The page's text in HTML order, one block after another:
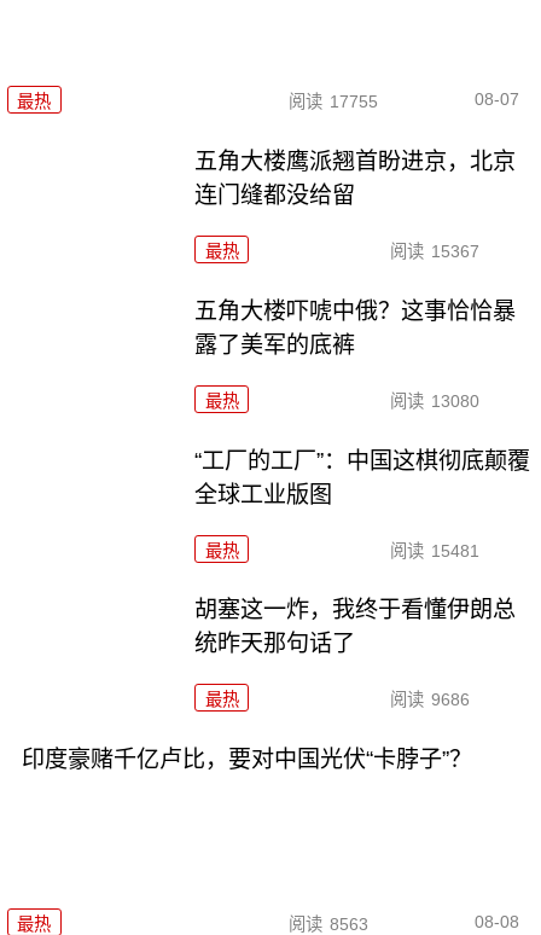
最热 阅读 17755 08-07
五角大楼鹰派翘首盼进京，北京
连门缝都没给留
最热 阅读 15367
五角大楼吓唬中俄？这事恰恰暴
露了美军的底裤
最热 阅读 13080
“工厂的工厂”：中国这棋彻底颠覆
全球工业版图
最热 阅读 15481
胡塞这一炸，我终于看懂伊朗总
统昨天那句话了
最热 阅读 9686
印度豪赌千亿卢比，要对中国光伏“卡脖子”？
最热 阅读 8563 08-08